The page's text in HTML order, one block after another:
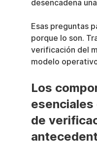
desencadena
Esas preguntas
porque lo son.
verificación del
modelo
Los
esenciales
de